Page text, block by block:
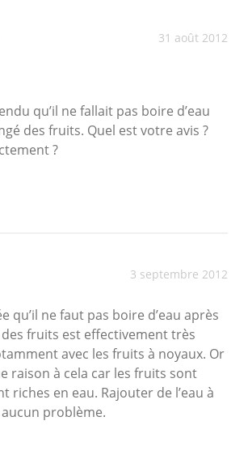
31 août 2012
qu’il ne fallait pas boire d’eau
des fruits. Quel est votre avis ?
?
3 septembre 2012
qu’il ne faut pas boire d’eau après
fruits est effectivement très
avec les fruits à noyaux. Or
raison à cela car les fruits sont
riches en eau. Rajouter de l’eau à
problème.